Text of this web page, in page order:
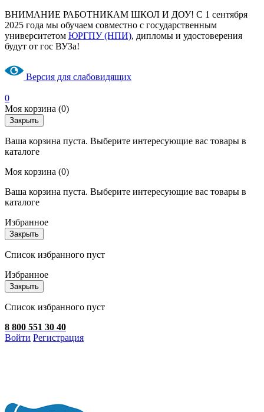
ВНИМАНИЕ РАБОТНИКАМ ШКОЛ И ДОУ! С 1 сентября
2025 года мы обучаем совместно с государственным
университетом ЮРГПУ (НПИ), дипломы и удостоверения
будут от гос ВУЗа!
Версия для слабовидящих
0
Моя корзина (0)
Закрыть
Ваша корзина пуста. Выберите интересующие вас товары в
каталоге
Моя корзина (0)
Ваша корзина пуста. Выберите интересующие вас товары в
каталоге
Избранное
Закрыть
Список избранного пуст
Избранное
Закрыть
Список избранного пуст
8 800 551 30 40
Войти Регистрация